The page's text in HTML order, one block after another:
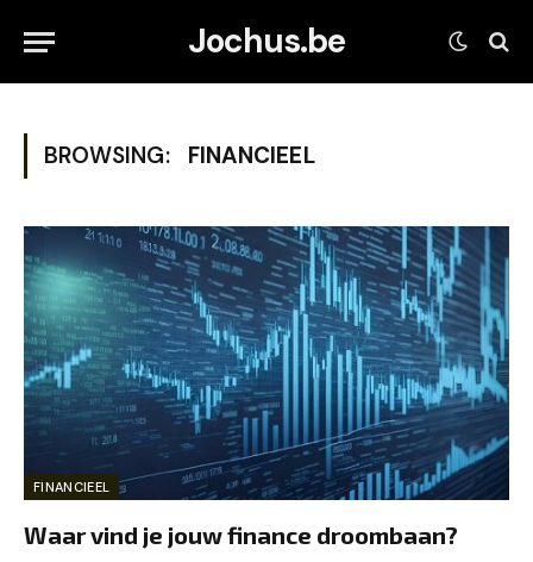
Jochus.be
BROWSING: FINANCIEEL
FINANCIEEL
Waar vind je jouw finance droombaan?